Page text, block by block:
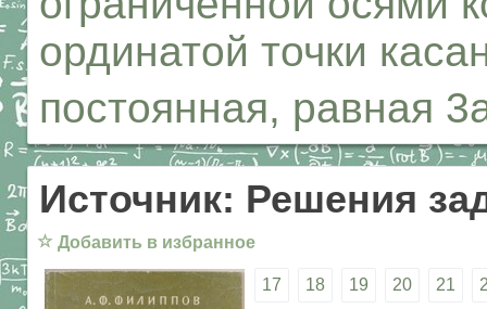
ординатой точки
постоянная, равная
Источник: Решения
☆ Добавить в избранное
17 18 19 20 21